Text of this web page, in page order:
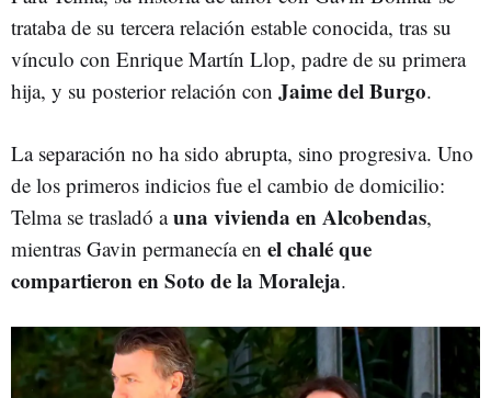
trataba de su tercera relación estable conocida, tras su
vínculo con Enrique Martín Llop, padre de su primera
hija, y su posterior relación con Jaime del Burgo.
La separación no ha sido abrupta, sino progresiva. Uno
de los primeros indicios fue el cambio de domicilio:
Telma se trasladó auna vivienda en Alcobendas,
mientras Gavin permanecía en el chalé que
compartieron en Soto de la Moraleja.